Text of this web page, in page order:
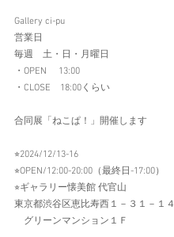
Gallery ci-pu
営業日
毎週　土・日・月曜日
・OPEN 　13:00
・CLOSE　18:00くらい
合同展「ねこぱ！」開催します
⭐︎2024/12/13-16
⭐︎OPEN/12:00-20:00（最終日-17:00）
⭐︎ギャラリー懐美館 代官山
東京都渋谷区恵比寿西１－３１－１４
グリーンマンション１Ｆ